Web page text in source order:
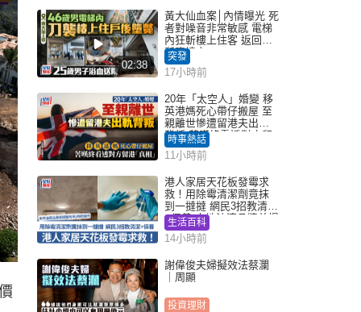
02:38
黃大仙血案│內情曝光 死
者對噪音非常敏感 電梯
內狂斬樓上住客 返回住
所墮樓亡
突發
17小時前
20年「太空人」婚變 移
英港媽死心帶仔搬屋 至
親離世慘遭留港夫出軌
背叛 苦嘆終看透對方留
港「真相」｜Juicy叮
時事熱話
11小時前
港人家居天花板發霉求
救！用除霉清潔劑竟抹
到一撻撻 網民3招教清潔
+保養 本地油漆品牌曾提
醒勿用1物防變色
生活百科
14小時前
謝偉俊夫婦擬效法蔡瀾
｜周顯
投資理財